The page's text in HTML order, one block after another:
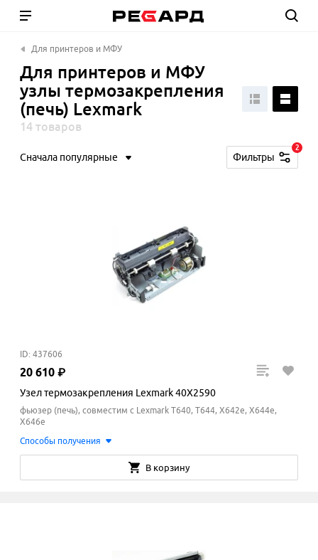
Для принтеров и МФУ
Для принтеров и МФУ
узлы термозакрепления
(печь) Lexmark
14 товаров
Сначала популярные Фильтры
2
ID: 437606
20 610 ₽
Узел термозакрепления Lexmark 40X2590
фьюзер (печь), совместим с Lexmark T640, T644, X642e, X644e,
X646e
Способы получения
В корзину